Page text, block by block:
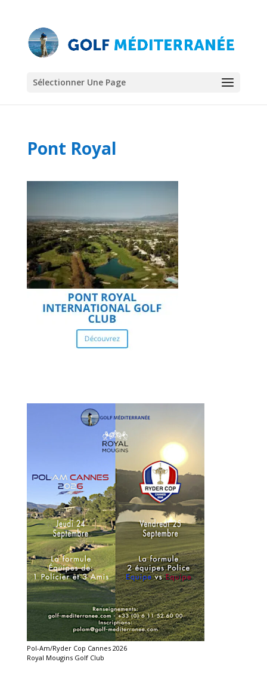
Sélectionner Une Page
Pont Royal
Pol-Am/Ryder Cop Cannes 2026
Royal Mougins Golf Club